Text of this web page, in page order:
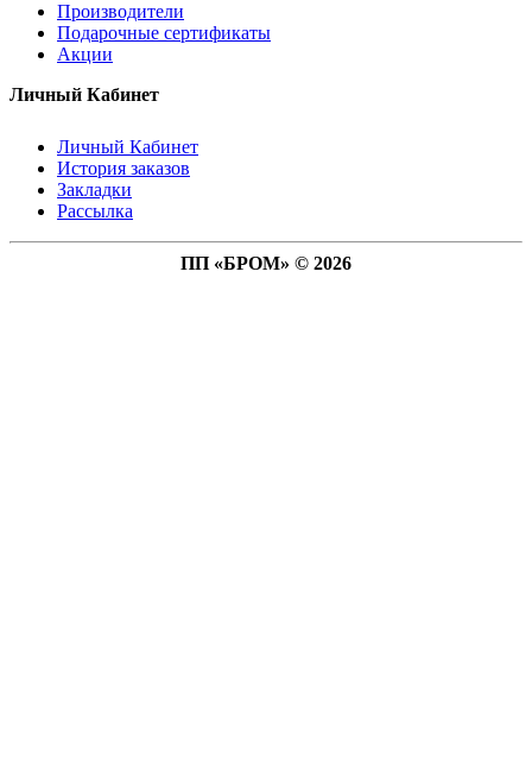
Производители
Подарочные сертификаты
Акции
Личный Кабинет
Личный Кабинет
История заказов
Закладки
Рассылка
ПП «БРОМ» © 2026